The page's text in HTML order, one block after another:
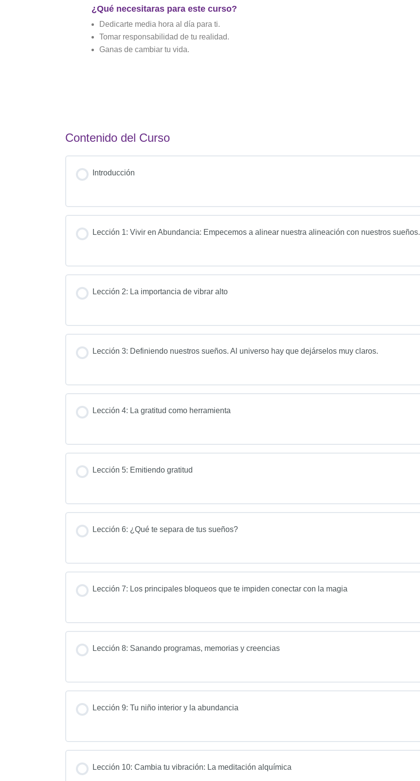
¿Qué necesitaras para este curso?
Dedicarte media hora al día para ti.
Tomar responsabilidad de tu realidad.
Ganas de cambiar tu vida.
Contenido del Curso
Introducción
Lección 1: Vivir en Abundancia: Empecemos a alinear nuestra alineación con nuestros sueños.
Lección 2: La importancia de vibrar alto
Lección 3: Definiendo nuestros sueños. Al universo hay que dejárselos muy claros.
Lección 4: La gratitud como herramienta
Lección 5: Emitiendo gratitud
Lección 6: ¿Qué te separa de tus sueños?
Lección 7: Los principales bloqueos que te impiden conectar con la magia
Lección 8: Sanando programas, memorias y creencias
Lección 9: Tu niño interior y la abundancia
Lección 10: Cambia tu vibración: La meditación alquímica